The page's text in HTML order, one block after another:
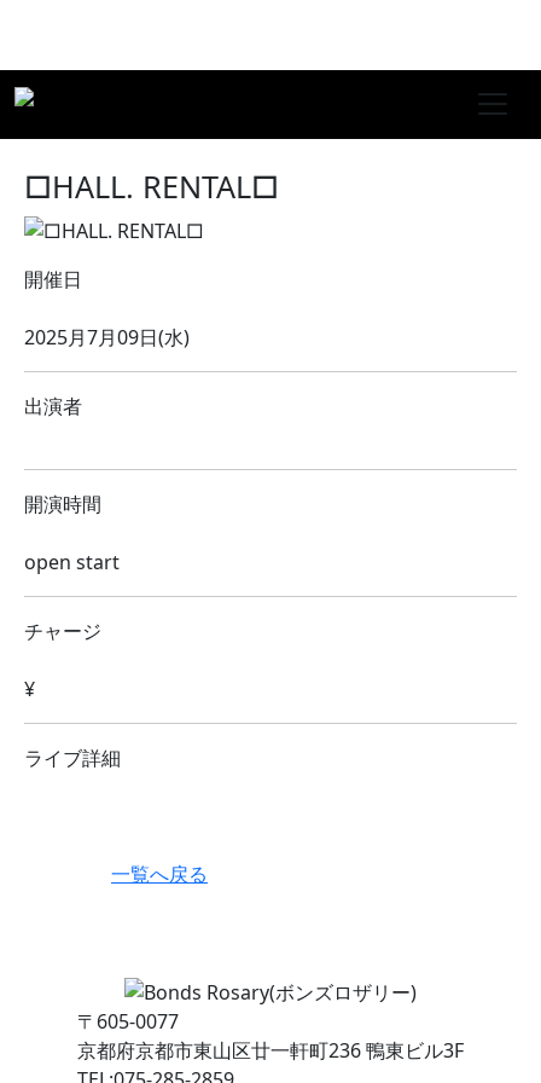
□HALL. RENTAL□
開催日
2025月7月09日(水)
出演者
開演時間
open start
チャージ
¥
ライブ詳細
一覧へ戻る
〒605-0077
京都府京都市東山区廿一軒町236 鴨東ビル3F